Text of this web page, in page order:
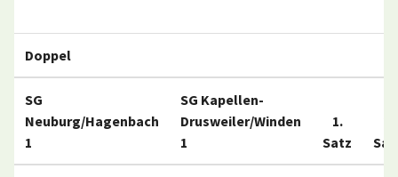
Doppel
SG
Neuburg/Hagenbach
1
SG Kapellen-
Drusweiler/Winden
1
1.
Satz